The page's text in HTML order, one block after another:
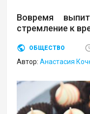
Вовремя
стремление к
ОБЩЕСТВО
Автор:Анастасия